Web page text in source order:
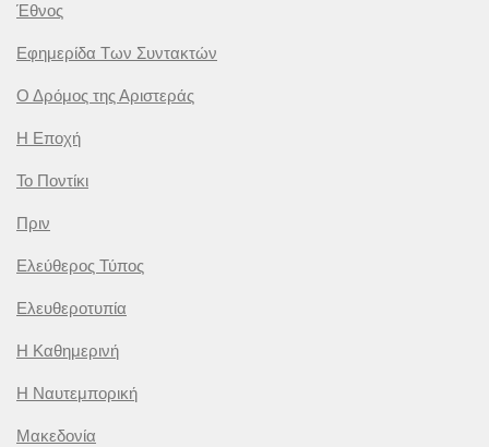
Έθνος
Εφημερίδα Των Συντακτών
Ο Δρόμος της Αριστεράς
Η Εποχή
Το Ποντίκι
Πριν
Ελεύθερος Τύπος
Ελευθεροτυπία
Η Καθημερινή
Η Ναυτεμπορική
Μακεδονία